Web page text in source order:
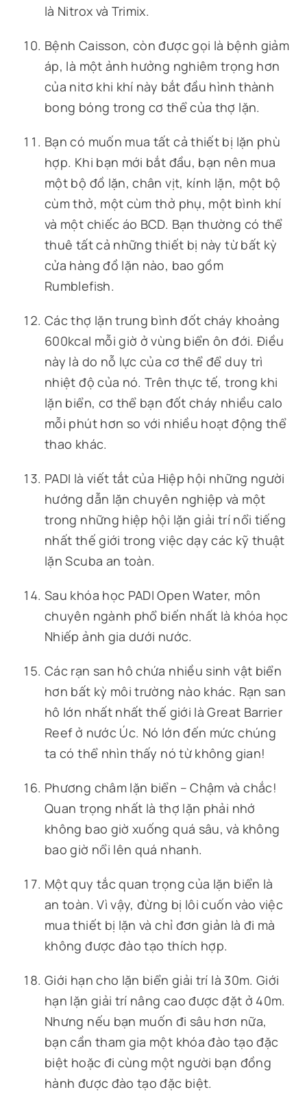
là Nitrox và Trimix.
Bệnh Caisson, còn được gọi là bệnh giảm
áp, là một ảnh hưởng nghiêm trọng hơn
của nitơ khi khí này bắt đầu hình thành
bong bóng trong cơ thể của thợ lặn.
Bạn có muốn mua tất cả thiết bị lặn phù
hợp. Khi bạn mới bắt đầu, bạn nên mua
một bộ đồ lặn, chân vịt, kính lặn, một bộ
cùm thở, một cùm thở phụ, một bình khí
và một chiếc áo BCD. Bạn thường có thể
thuê tất cả những thiết bị này từ bất kỳ
cửa hàng đồ lặn nào, bao gồm
Rumblefish.
Các thợ lặn trung bình đốt cháy khoảng
600kcal mỗi giờ ở vùng biển ôn đới. Điều
này là do nỗ lực của cơ thể để duy trì
nhiệt độ của nó. Trên thực tế, trong khi
lặn biển, cơ thể bạn đốt cháy nhiều calo
mỗi phút hơn so với nhiều hoạt động thể
thao khác.
PADI là viết tắt của Hiệp hội những người
hướng dẫn lặn chuyên nghiệp và một
trong những hiệp hội lặn giải trí nổi tiếng
nhất thế giới trong việc dạy các kỹ thuật
lặn Scuba an toàn.
Sau khóa học PADI Open Water, môn
chuyên ngành phổ biến nhất là khóa học
Nhiếp ảnh gia dưới nước.
Các rạn san hô chứa nhiều sinh vật biển
hơn bất kỳ môi trường nào khác. Rạn san
hô lớn nhất nhất thế giới là Great Barrier
Reef ở nước Úc. Nó lớn đến mức chúng
ta có thể nhìn thấy nó từ không gian!
Phương châm lặn biển – Chậm và chắc!
Quan trọng nhất là thợ lặn phải nhớ
không bao giờ xuống quá sâu, và không
bao giờ nổi lên quá nhanh.
Một quy tắc quan trọng của lặn biển là
an toàn. Vì vậy, đừng bị lôi cuốn vào việc
mua thiết bị lặn và chỉ đơn giản là đi mà
không được đào tạo thích hợp.
Giới hạn cho lặn biển giải trí là 30m. Giới
hạn lặn giải trí nâng cao được đặt ở 40m.
Nhưng nếu bạn muốn đi sâu hơn nữa,
bạn cần tham gia một khóa đào tạo đặc
biệt hoặc đi cùng một người bạn đồng
hành được đào tạo đặc biệt.